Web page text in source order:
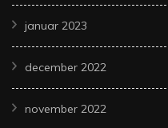
januar 2023
december 2022
november 2022